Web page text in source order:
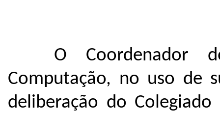
O Coordenador
Computação, no uso de
deliberação do